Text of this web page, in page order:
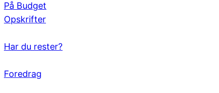
På Budget
Opskrifter
Har du rester?
Foredrag